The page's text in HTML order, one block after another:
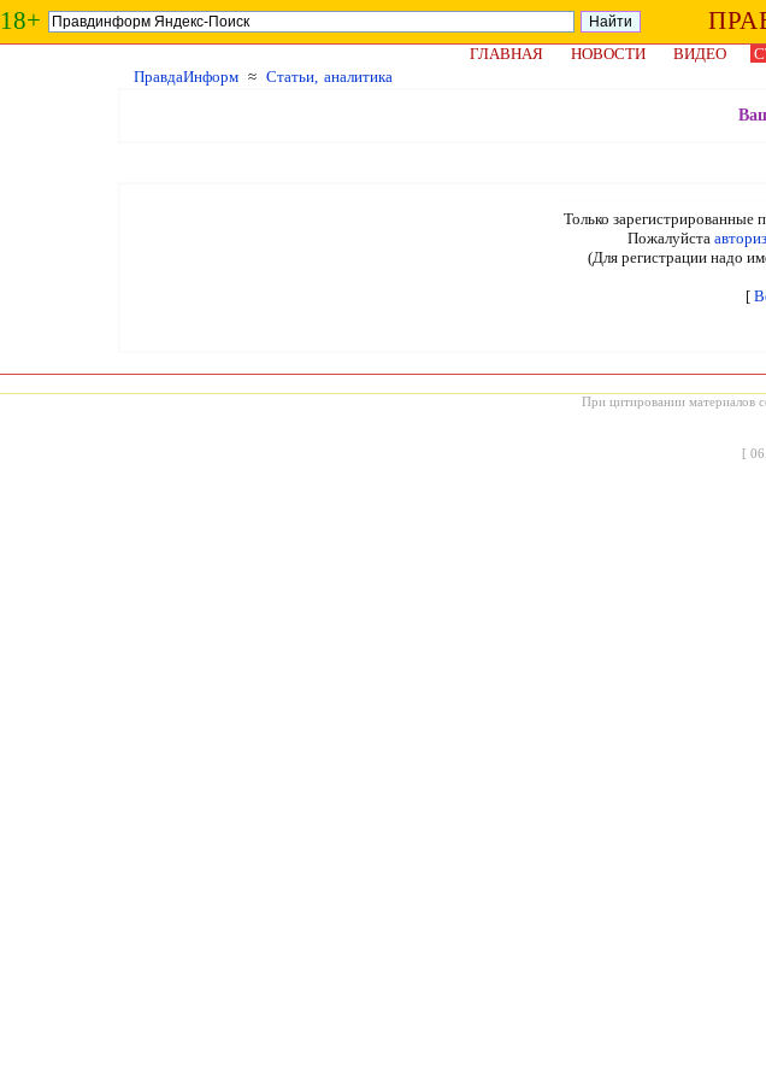
18+
ГЛАВНАЯ
НОВОСТИ ВИДЕО
ПравдаИнформ ≈ Статьи, аналитика
Только зарегистрированные
Пожалуйста
(Для регистрации надо
[
При цитировании материалов
[